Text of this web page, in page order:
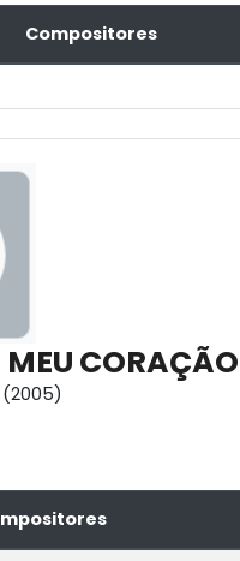
Compositores
MEU CORAÇÃO
(2005)